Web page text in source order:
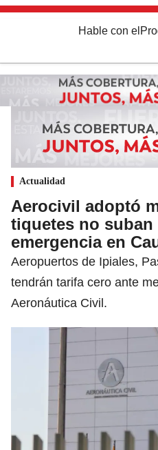
Hable con el
Actualidad
Aerocivil adoptó
tiquetes no
emergencia en
Aeropuertos de Ipiales,
tendrán tarifa cero ante
Aeronáutica Civil.